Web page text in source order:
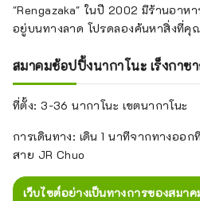
"Rengazaka" ในปี 2002 มีร้านอาห
อยู่บนทางลาด โปรดลองค้นหาสิ่งที่คุ
สมาคมช้อปปิ้งนากาโนะ เร็งกาซ
ที่ตั้ง: 3-36 นากาโนะ เขตนากาโนะ
การเดินทาง: เดิน 1 นาทีจากทางออ
สาย JR Chuo
เว็บไซต์อย่างเป็นทางการของสมา